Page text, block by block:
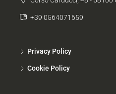
+39 0564071659
Privacy Policy
Cookie Policy